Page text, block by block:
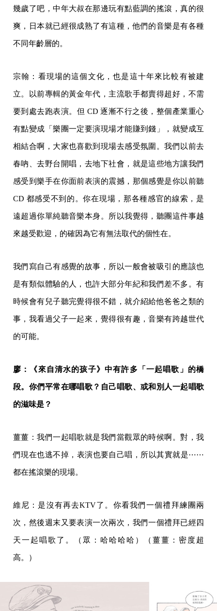
幾歲了吧，中年大叔在那邊玩有點藍調的搖滾，真的很
爽，日本就已經很成熟了有這種，他們的音樂是有各種
不同年齡層的。
宗翰：看現場的這個文化，也是這十年來比較有被建
立。以前專輯的黃金年代，主流歌手都賣得超好，不需
要到處去跑表演。但 CD 逐漸不行之後，整個產業重心
有點變成「樂團一定要演現場才能賺到錢」，就變成互
相結合啊，大家也喜歡到現場去感受氛圍。我們以前去
春吶、去野台開唱，去地下社會，就是這些地方讓我們
感受到樂手在你面前表演的震撼，那個感覺是你以前聽
CD 都感受不到的。你在現場，那各種感官的線索，是
遠超過你單純聽音樂本身。所以我覺得，聽團這件事越
來越受歡迎，的確因為它有無法取代的個性在。
我們寫自己有感覺的故事，所以一般會被吸引的應該也
是有類似體驗的人，也許大部分年紀和我們差不多。有
時候會有兒子聽完覺得很不錯，就介紹給他爸爸之類的
事，我看過父子一起來，覺得很有趣，音樂有跨越世代
的可能。
廖：《來自清水的孩子》中有許多「一起唱歌」的橋
段。你們平常在哪唱歌？自己唱歌、或和別人一起唱歌
的滋味是？
薑薑：我們一起唱歌就是我們當觀眾的時候啊。對，我
們現在也逃不掉，表演也要自己唱，所以其實就是⋯⋯
都在搖滾樂的現場。
維尼：是沒有再去KTV了。你看我們一個禮拜練團兩
次，然後週末又要表演一次兩次，我們一個禮拜已經四
天一起唱歌了。（眾：哈哈哈哈）（薑薑：密度超
高。）